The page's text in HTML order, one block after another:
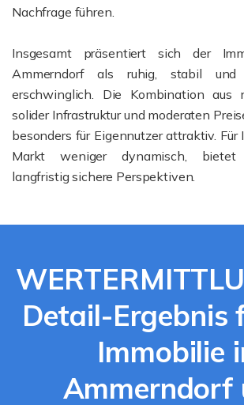
Nachfrage führen.
Insgesamt präsentiert sich der
Ammerndorf als ruhig, stabil und
erschwinglich. Die Kombination aus
solider Infrastruktur und moderaten
besonders für Eigennutzer attraktiv.
Markt weniger dynamisch,
langfristig sichere Perspektiven.
Detail-Ergebnis
Immobilie
Ammerndorf